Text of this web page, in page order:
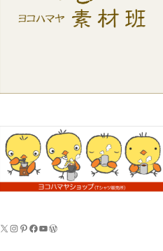
X Instagram Pinterest Facebook YouTube WordPress